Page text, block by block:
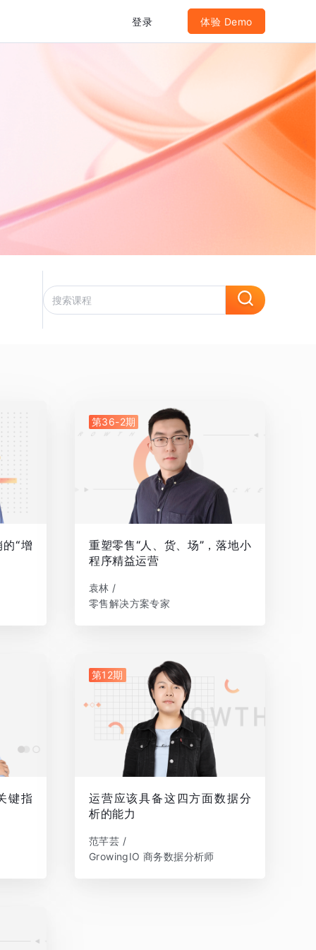
登录 体验 Demo
“增
第36-2期
重塑零售“人、货、场”，落地小
程序精益运营
袁林 /
零售解决方案专家
键指
第12期
运营应该具备这四方面数据分
析的能力
范芊芸 /
GrowingIO 商务数据分析师